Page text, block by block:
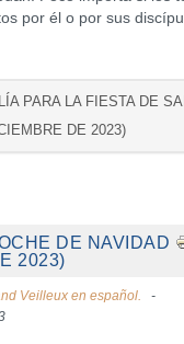
por él o por sus
PARA LA FIESTA DE
DE 2023)
DE NAVIDAD
2023)
Veilleux en español.